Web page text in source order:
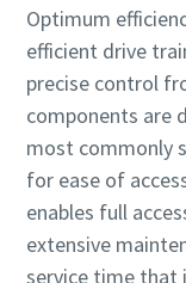
las soluciones de
industria de
Descargar aquí
Optimum
efficient drive
precise control
components are
most commonly
for ease of
enables full
extensive
service time that